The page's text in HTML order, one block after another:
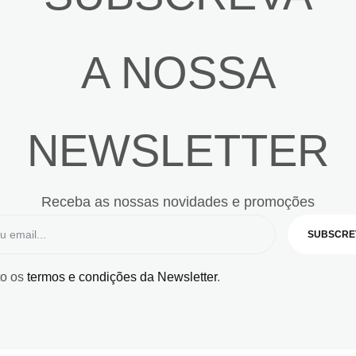
A NOSSA
NEWSLETTER
Receba as nossas novidades e promoções
os termos e condições da Newsletter.